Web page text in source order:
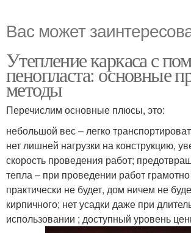
Вас может
Утепление каркаса с
пенопласта: основные
методы
Перечислим основные плюсы, это:
небольшой вес – легко
нет лишней нагрузки на конструкцию,
скорость проведения работ;
тепла – при проведении работ
практически не будет, дом ничем не
кирпичного; нет усадки даже при
использовании ; доступный уровень